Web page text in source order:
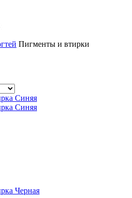
Пигменты и втирки